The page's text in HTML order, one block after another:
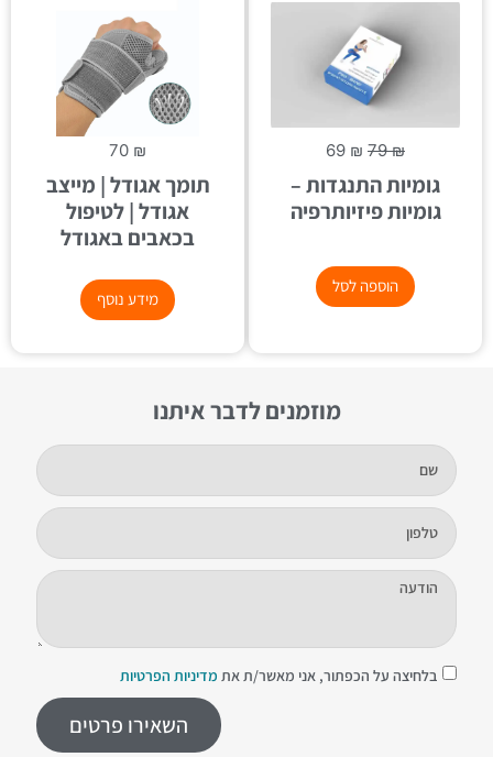
גומיות התנגדות –
גומיות פיזיותרפיה
₪
79
₪
הוספה לסל
תומך אגודל | מייצב
אגודל | לטיפול
בכאבים באגודל
₪
מידע נוסף
מוזמנים לדבר איתנו
בלחיצה על הכפתור, אני מאשר/ת את מדיניות הפרטיות
השאירו פרטים